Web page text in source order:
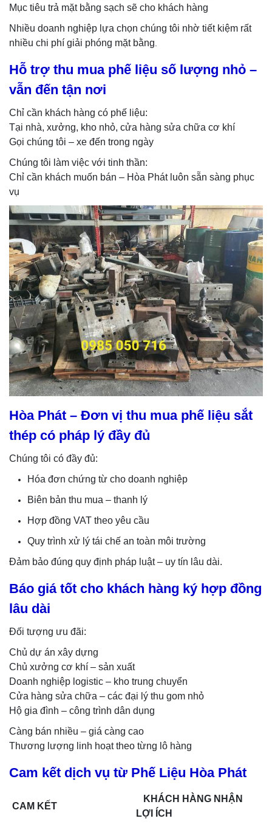
Mục tiêu trả mặt bằng sạch sẽ cho khách hàng
Nhiều doanh nghiệp lựa chọn chúng tôi nhờ tiết kiệm rất
nhiều chi phí giải phóng mặt bằng.
Hỗ trợ thu mua phế liệu số lượng nhỏ –
vẫn đến tận nơi
Chỉ cần khách hàng có phế liệu:
Tại nhà, xưởng, kho nhỏ, cửa hàng sửa chữa cơ khí
Gọi chúng tôi – xe đến trong ngày
Chúng tôi làm việc với tinh thần:
Chỉ cần khách muốn bán – Hòa Phát luôn sẵn sàng phục
vụ
Hòa Phát – Đơn vị thu mua phế liệu sắt
thép có pháp lý đầy đủ
Chúng tôi có đầy đủ:
Hóa đơn chứng từ cho doanh nghiệp
Biên bản thu mua – thanh lý
Hợp đồng VAT theo yêu cầu
Quy trình xử lý tái chế an toàn môi trường
Đảm bảo đúng quy định pháp luật – uy tín lâu dài.
Báo giá tốt cho khách hàng ký hợp đồng
lâu dài
Đối tượng ưu đãi:
Chủ dự án xây dựng
Chủ xưởng cơ khí – sản xuất
Doanh nghiệp logistic – kho trung chuyển
Cửa hàng sửa chữa – các đại lý thu gom nhỏ
Hộ gia đình – công trình dân dụng
Càng bán nhiều – giá càng cao
Thương lượng linh hoạt theo từng lô hàng
Cam kết dịch vụ từ Phế Liệu Hòa Phát
CAM KẾT
KHÁCH HÀNG NHẬN
LỢI ÍCH